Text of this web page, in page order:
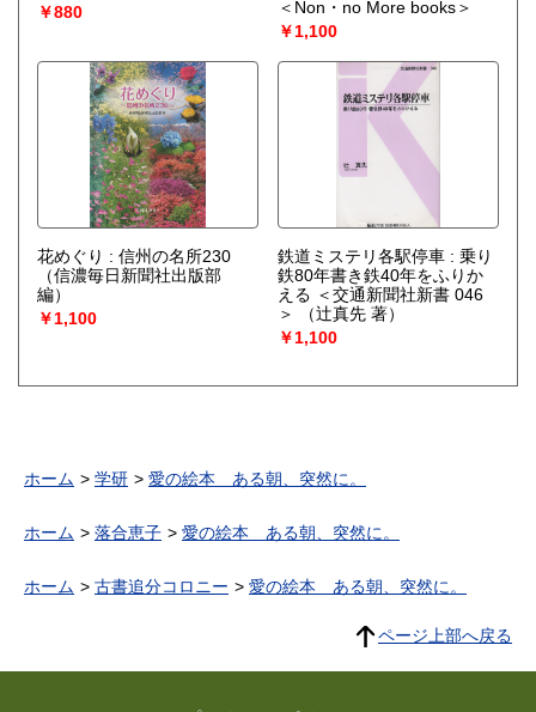
￥880
＜Non・no More books＞
￥1,100
花めぐり : 信州の名所230
（信濃毎日新聞社出版部
編）
￥1,100
鉄道ミステリ各駅停車 : 乗り
鉄80年書き鉄40年をふりか
える ＜交通新聞社新書 046
＞
（辻真先 著）
￥1,100
ホーム 学研 愛の絵本 ある朝、突然に。
ホーム 落合恵子 愛の絵本 ある朝、突然に。
ホーム 古書追分コロニー 愛の絵本 ある朝、突然に。
ページ上部へ戻る